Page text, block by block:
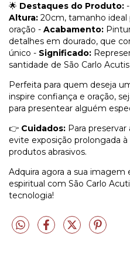
🌟 Destaques do Produto: -
Altura: 20cm, tamanho ideal
oração - Acabamento:
detalhes em dourado, que
único - Significado:
santidade de São Carlo Acutis
Perfeita para quem deseja
inspire confiança e oração,
para presentear alguém
👉 Cuidados: Para
evite exposição prolongada
produtos abrasivos.
Adquira agora a sua imagem
espiritual com São Carlo
tecnologia!